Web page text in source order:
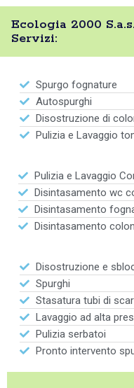
Ecologia 2000
Servizi:
Spurgo fognature
Autospurghi
Disostruzione di
Pulizia e Lavaggio
Pulizia e Lavaggio
Disintasamento wc
Disintasamento
Disintasamento
Disostruzione e
Spurghi
Stasatura tubi di
Lavaggio ad alta
Pulizia serbatoi
Pronto intervento